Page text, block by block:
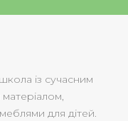
із сучасним
для дітей.